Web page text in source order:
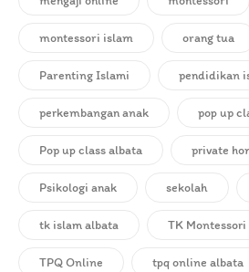
montessori islam orang tua
Parenting Islami pendidikan
perkembangan anak pop up
Pop up class albata private
Psikologi anak sekolah
tk islam albata TK Montessori
TPQ Online tpq online albata